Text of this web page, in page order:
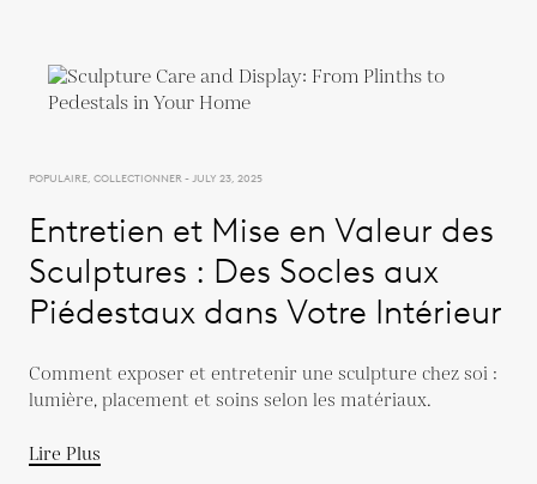
POPULAIRE, COLLECTIONNER - JULY 23, 2025
Entretien et Mise en Valeur des
Sculptures : Des Socles aux
Piédestaux dans Votre Intérieur
Comment exposer et entretenir une sculpture chez soi :
lumière, placement et soins selon les matériaux.
Lire Plus